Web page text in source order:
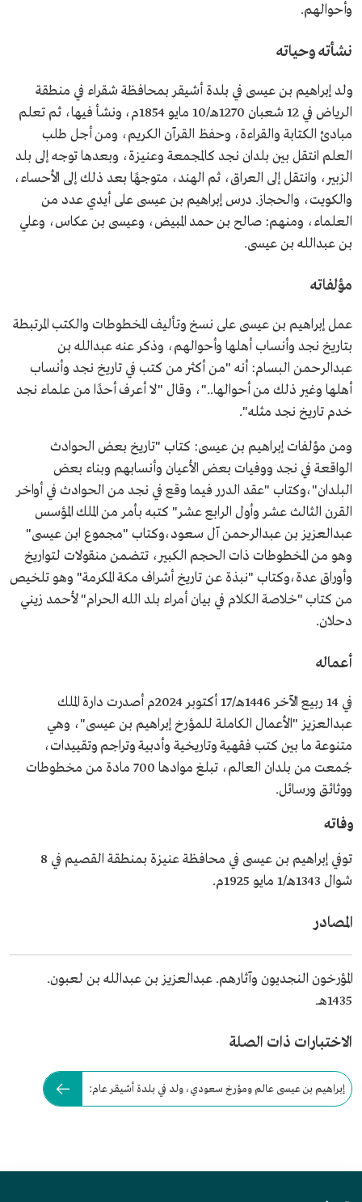
تاريخ الميلاد
مكان الميلاد
وأحوالهم.
نشأته وحياته
ولد إبراهيم بن عيسى في بلدة أشيقر بمحافظة شقراء في منطقة
الرياض في 12 شعبان 1270هـ/10 مايو 1854م، ونشأ فيها، ثم تعلم
مبادئ الكتابة والقراءة، وحفظ القرآن الكريم، ومن أجل طلب
العلم انتقل بين بلدان نجد كالمجمعة وعنيزة، وبعدها توجه إلى بلد
الزبير، وانتقل إلى العراق، ثم الهند، متوجهًا بعد ذلك إلى الأحساء،
والكويت، والحجاز. درس إبراهيم بن عيسى على أيدي عدد من
العلماء، ومنهم: صالح بن حمد المبيض، وعيسى بن عكاس، وعلي
بن عبدالله بن عيسى.
مؤلفاته
عمل إبراهيم بن عيسى على نسخ وتأليف المخطوطات والكتب المرتبطة
بتاريخ نجد وأنساب أهلها وأحوالهم، وذكر عنه عبدالله بن
عبدالرحمن البسام: أنه "من أكثر من كتب في تاريخ نجد وأنساب
أهلها وغير ذلك من أحوالها.."، وقال "لا أعرف أحدًا من علماء نجد
خدم تاريخ نجد مثله".
ومن مؤلفات إبراهيم بن عيسى: كتاب "تاريخ بعض الحوادث
الواقعة في نجد ووفيات بعض الأعيان وأنسابهم وبناء بعض
البلدان"،وكتاب "عقد الدرر فيما وقع في نجد من الحوادث في أواخر
القرن الثالث عشر وأول الرابع عشر" كتبه بأمر من الملك المؤسس
عبدالعزيز بن عبدالرحمن آل سعود،وكتاب "مجموع ابن عيسى"
وهو من المخطوطات ذات الحجم الكبير، تتضمن منقولات لتواريخ
وأوراق عدة،وكتاب "نبذة عن تاريخ أشراف مكة المكرمة" وهو تلخيص
من كتاب "خلاصة الكلام في بيان أمراء بلد الله الحرام" لأحمد زيني
دحلان.
أعماله
في 14 ربيع الآخر 1446هـ/17 أكتوبر 2024م أصدرت دارة الملك
عبدالعزيز "الأعمال الكاملة للمؤرخ إبراهيم بن عيسى"، وهي
متنوعة ما بين كتب فقهية وتاريخية وأدبية وتراجم وتقييدات،
جُمعت من بلدان العالم، تبلغ موادها 700 مادة من مخطوطات
ووثائق ورسائل.
وفاته
توفي إبراهيم بن عيسى في محافظة عنيزة بمنطقة القصيم في 8
شوال 1343هـ/1 مايو 1925م.
المصادر
المؤرخون النجديون وآثارهم. عبدالعزيز بن عبدالله بن لعبون.
1435هـ.
الاختبارات ذات الصلة
إبراهيم بن عيسى عالم ومؤرخ سعودي، ولد في بلدة أشيقر عام: